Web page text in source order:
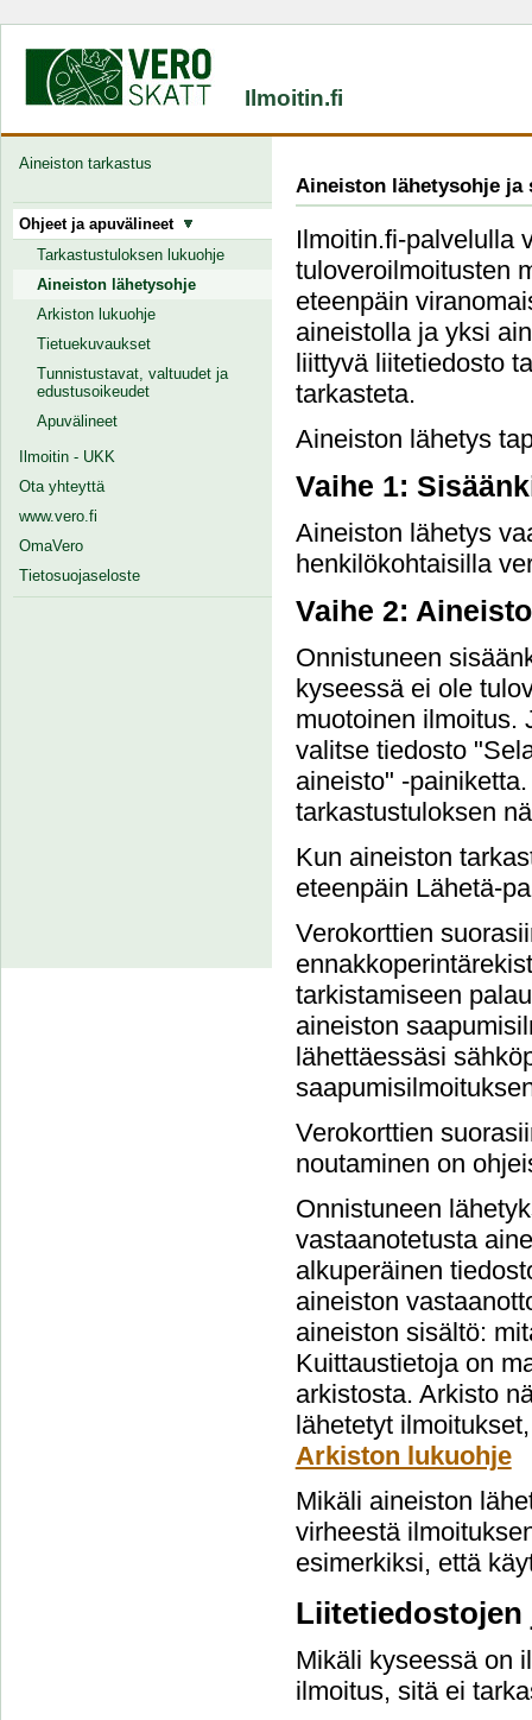
Ilmoitin.fi
Aineiston tarkastus
Ohjeet ja apuvälineet
Tarkastustuloksen lukuohje
Aineiston lähetysohje
Arkiston lukuohje
Tietuekuvaukset
Tunnistustavat, valtuudet ja
edustusoikeudet
Apuvälineet
Ilmoitin - UKK
Ota yhteyttä
www.vero.fi
OmaVero
Tietosuojaseloste
Aineiston lähetysohje ja
Ilmoitin.fi-palvelulla
tuloveroilmoitusten
eteenpäin
aineistolla ja yksi
liittyvä liitetiedosto
tarkasteta.
Aineiston lähetys
Vaihe 1:
Aineiston lähetys
henkilökohtaisilla
Vaihe 2:
Onnistuneen
kyseessä ei ole
muotoinen ilmoitus.
valitse tiedosto
aineisto" -
tarkastustuloksen
Kun aineiston
eteenpäin Lähetä-
Verokorttien
tarkistamiseen
aineiston
lähettäessäsi
Verokorttien
noutaminen on
Onnistuneen
vastaanotetusta
alkuperäinen
aineiston
aineiston sisältö:
Kuittaustietoja on
arkistosta. Arkisto
lähetetyt
Arkiston lukuohje
Mikäli aineiston
virheestä
esimerkiksi, että
Liitetiedostojen
Mikäli kyseessä on
ilmoitus, sitä ei